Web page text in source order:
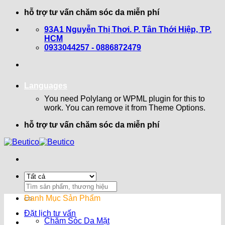
hỗ trợ tư vấn chăm sóc da miễn phí
93A1 Nguyễn Thị Thơi. P. Tân Thới Hiệp, TP.
HCM
0933044257 - 0886872479
Languages
You need Polylang or WPML plugin for this to
work. You can remove it from Theme Options.
hỗ trợ tư vấn chăm sóc da miễn phí
Search
for:
Đặt lịch tư vấn
Danh Mục Sản Phẩm
Chăm Sóc Da Mặt